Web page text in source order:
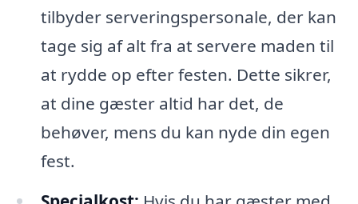
tilbyder serveringspersonale, der kan
tage sig af alt fra at servere maden til
at rydde op efter festen. Dette sikrer,
at dine gæster altid har det, de
behøver, mens du kan nyde din egen
fest.